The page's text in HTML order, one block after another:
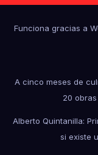
Funciona gracias a
A cinco meses de
20
Alberto Quintanilla:
si existe